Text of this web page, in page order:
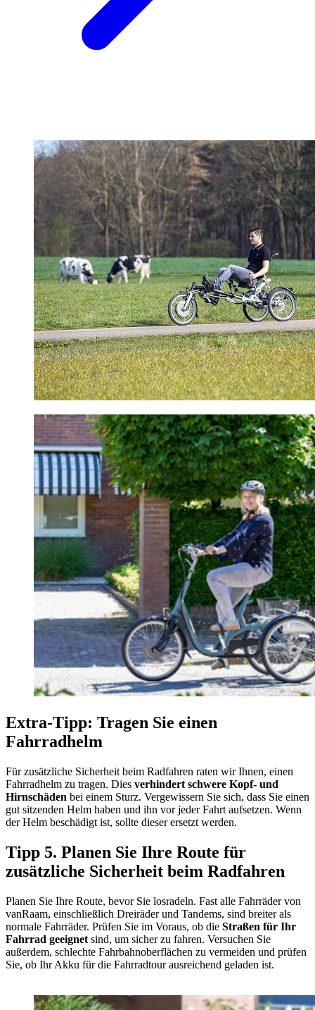
Extra-Tipp: Tragen Sie einen
Fahrradhelm
Für zusätzliche Sicherheit beim Radfahren raten wir Ihnen, einen
Fahrradhelm zu tragen. Dies verhindert schwere Kopf- und
Hirnschäden bei einem Sturz. Vergewissern Sie sich, dass Sie einen
gut sitzenden Helm haben und ihn vor jeder Fahrt aufsetzen. Wenn
der Helm beschädigt ist, sollte dieser ersetzt werden.
Tipp 5. Planen Sie Ihre Route für
zusätzliche Sicherheit beim Radfahren
Planen Sie Ihre Route, bevor Sie losradeln. Fast alle Fahrräder von
vanRaam, einschließlich Dreiräder und Tandems, sind breiter als
normale Fahrräder. Prüfen Sie im Voraus, ob die Straßen für Ihr
Fahrrad geeignet sind, um sicher zu fahren. Versuchen Sie
außerdem, schlechte Fahrbahnoberflächen zu vermeiden und prüfen
Sie, ob Ihr Akku für die Fahrradtour ausreichend geladen ist.